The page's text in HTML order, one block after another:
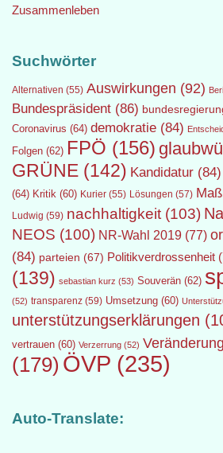
Zusammenleben
Suchwörter
Alternativen (55) Auswirkungen (92)
Bundespräsident (86)
Coronavirus (64) demokratie (84)
Folgen (62) FPÖ (156)
GRÜNE (142) Kandidatur (84)
(64) Kritik (60) Kurier (55) Lösungen (57)
Ludwig (59) nachhaltigkeit (103)
NEOS (100) NR-Wahl 2019 (77)
(84) parteien (67) Politikverdrossenheit
(139) sebastian kurz (53) Souverän (62)
(52) transparenz (59) Umsetzung (60)
unterstützungserklärungen
vertrauen (60) Verzerrung (52) Veränderung
(179) ÖVP (235)
Auto-Translate: